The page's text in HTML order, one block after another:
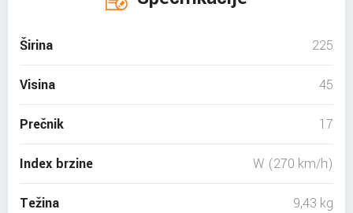
Širina 225
Visina 45
Prečnik 17
Index brzine W (270 km/h)
Težina 9,43 kg